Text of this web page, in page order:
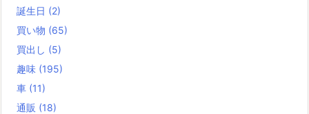
誕生日 (2)
買い物 (65)
買出し (5)
趣味 (195)
車 (11)
通販 (18)